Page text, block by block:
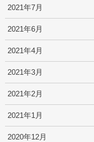
2021年7月
2021年6月
2021年4月
2021年3月
2021年2月
2021年1月
2020年12月